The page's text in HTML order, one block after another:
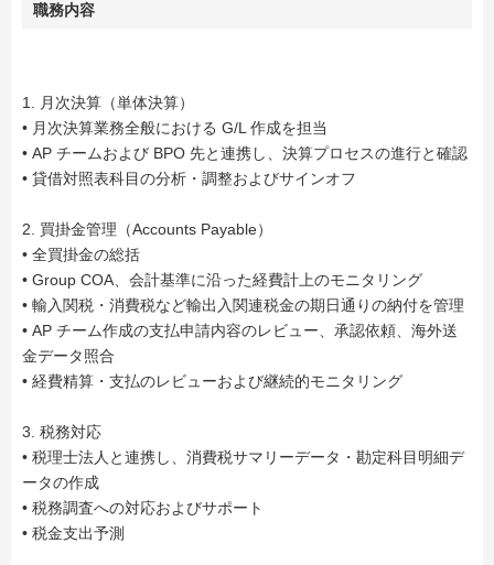
職務内容
1. 月次決算（単体決算）
• 月次決算業務全般における G/L 作成を担当
• AP チームおよび BPO 先と連携し、決算プロセスの進行と確認
• 貸借対照表科目の分析・調整およびサインオフ
2. 買掛金管理（Accounts Payable）
• 全買掛金の総括
• Group COA、会計基準に沿った経費計上のモニタリング
• 輸入関税・消費税など輸出入関連税金の期日通りの納付を管理
• AP チーム作成の支払申請内容のレビュー、承認依頼、海外送
金データ照合
• 経費精算・支払のレビューおよび継続的モニタリング
3. 税務対応
• 税理士法人と連携し、消費税サマリーデータ・勘定科目明細デ
ータの作成
• 税務調査への対応およびサポート
• 税金支出予測